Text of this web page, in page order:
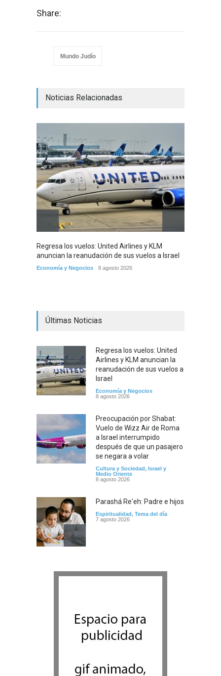
Share:
Mundo Judío
Noticias Relacionadas
Regresa los vuelos: United Airlines y KLM
anuncian la reanudación de sus vuelos a Israel
Economía y Negocios 8 agosto 2026
Últimas Noticias
Regresa los vuelos: United
Airlines y KLM anuncian la
reanudación de sus vuelos a
Israel
Economía y Negocios
8 agosto 2026
Preocupación por Shabat:
Vuelo de Wizz Air de Roma
a Israel interrumpido
después de que un pasajero
se negara a volar
Cultura y Sociedad, Israel y
Medio Oriente
8 agosto 2026
Parashá Re'eh: Padre e hijos
Espiritualidad, Tema del día
7 agosto 2026
funcionarios arremeten
Tema del día 7 agosto 2026
Bulgaria: Adolescentes
antisemita en medio de una